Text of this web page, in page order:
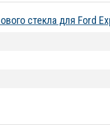
стекла для Ford